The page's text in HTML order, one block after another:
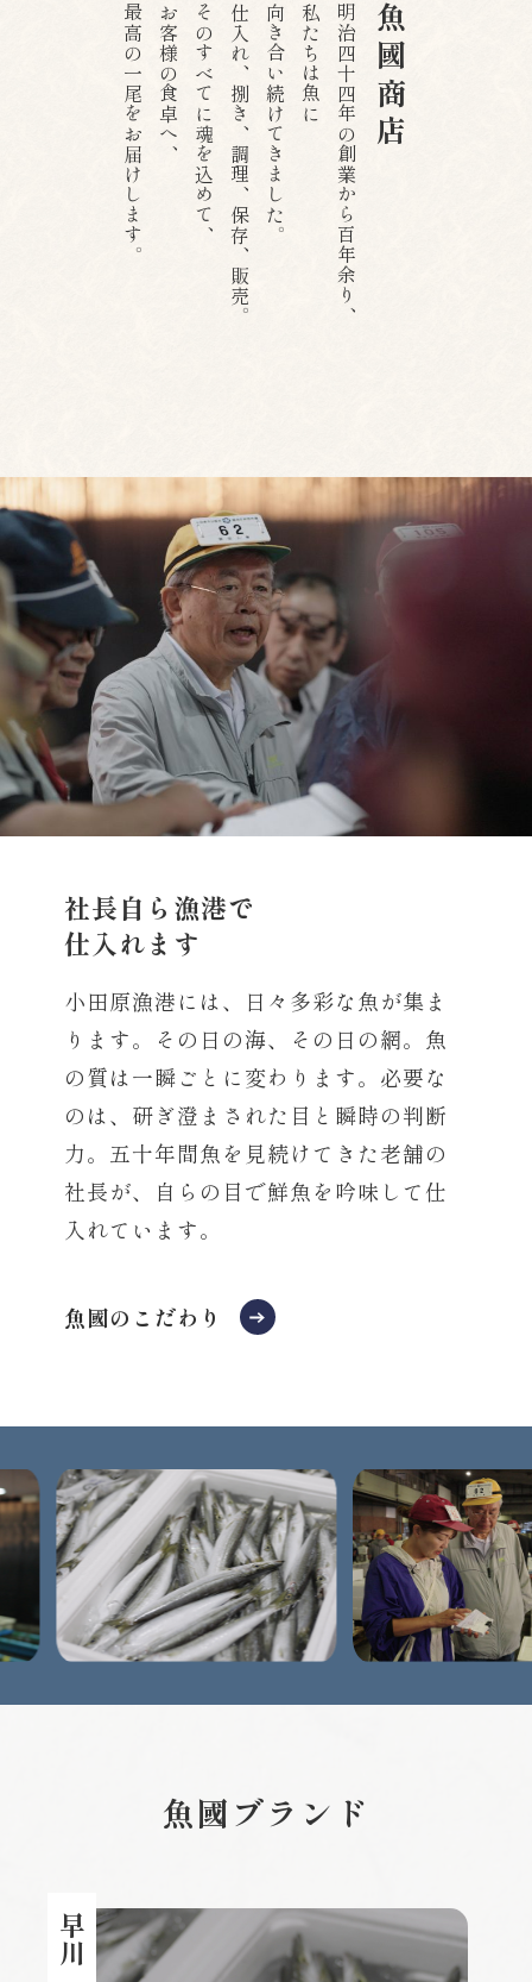
魚國商店
明治四十四年の創業から百年余り、
私たちは魚に
向き合い続けてきました。
仕入れ、捌き、調理、保存、販売。
そのすべてに魂を込めて、
お客様の食卓へ、
最高の一尾をお届けします。
社長自ら漁港で
仕入れます
小田原漁港には、日々多彩な魚が集ま
ります。その日の海、その日の網。魚
の質は一瞬ごとに変わります。必要な
のは、研ぎ澄まされた目と瞬時の判断
力。五十年間魚を見続けてきた老舗の
社長が、自らの目で鮮魚を吟味して仕
入れています。
魚國のこだわり
魚國ブランド
早川